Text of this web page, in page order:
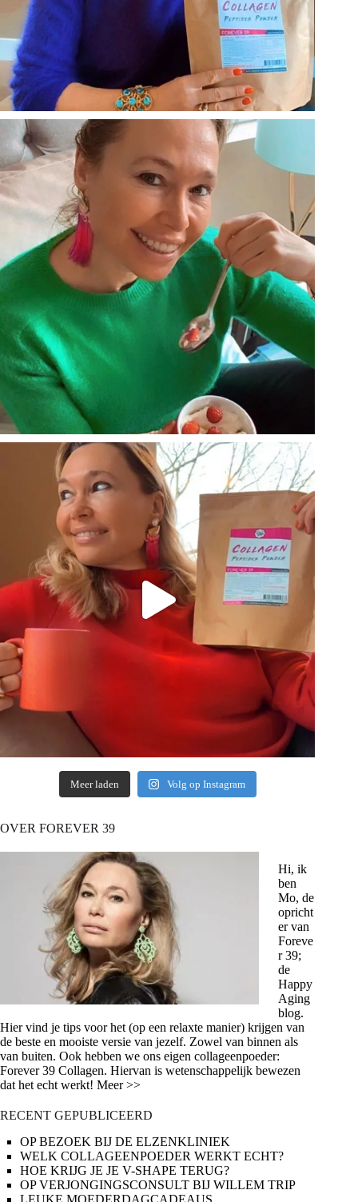
Meer laden Volg op Instagram
OVER FOREVER 39
Hi, ik
ben
Mo, de
opricht
er van
Foreve
r 39;
de
Happy
Aging
blog.
Hier vind je tips voor het (op een relaxte manier) krijgen van
de beste en mooiste versie van jezelf. Zowel van binnen als
van buiten. Ook hebben we ons eigen collageenpoeder:
Forever 39 Collagen. Hiervan is wetenschappelijk bewezen
dat het echt werkt! Meer >>
RECENT GEPUBLICEERD
OP BEZOEK BIJ DE ELZENKLINIEK
WELK COLLAGEENPOEDER WERKT ECHT?
HOE KRIJG JE JE V-SHAPE TERUG?
OP VERJONGINGSCONSULT BIJ WILLEM TRIP
LEUKE MOEDERDAGCADEAUS